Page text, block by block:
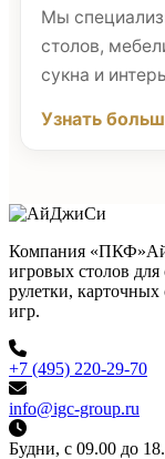
Мы
столов,
сукна и
Узнать
Компания
игровых столов
рулетки, карточных
игр.
+7 (495) 220-29-70
info@igc-group.ru
Будни, с 09.00 до